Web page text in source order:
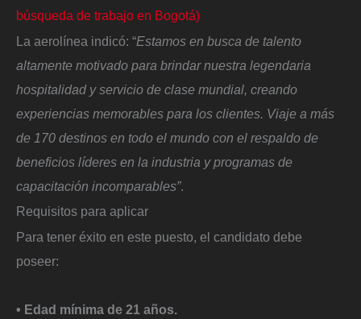
búsqueda de trabajo en Bogotá)
La aerolínea indicó: “Estamos en busca de talento
altamente motivado para brindar nuestra legendaria
hospitalidad y servicio de clase mundial, creando
experiencias memorables para los clientes. Viaje a más
de 170 destinos en todo el mundo con el respaldo de
beneficios líderes en la industria y programas de
capacitación incomparables”.
Requisitos para aplicar
Para tener éxito en este puesto, el candidato debe
poseer:
• Edad mínima de 21 años.